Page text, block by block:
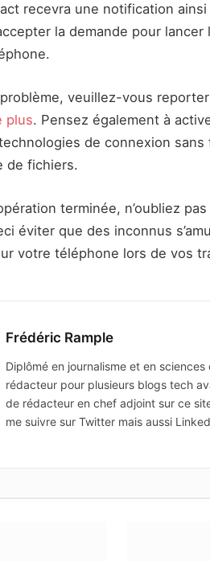
recevra une notification
la demande pour
veuillez-vous
plus. Pensez également à
de connexion
de fichiers.
terminée, n’oubliez pas
éviter que des inconnus
votre téléphone lors de vos
Frédéric Rample
Diplômé en journalisme et en
rédacteur pour plusieurs blogs tech
de rédacteur en chef adjoint sur ce
me suivre sur Twitter mais aussi